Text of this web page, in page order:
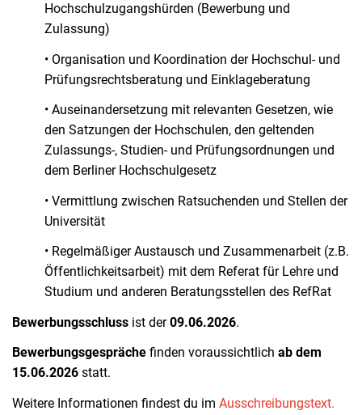
Hochschulzugangshürden (Bewerbung und
Zulassung)
• Organisation und Koordination der Hochschul- und
Prüfungsrechtsberatung und Einklageberatung
• Auseinandersetzung mit relevanten Gesetzen, wie
den Satzungen der Hochschulen, den geltenden
Zulassungs-, Studien- und Prüfungsordnungen und
dem Berliner Hochschulgesetz
• Vermittlung zwischen Ratsuchenden und Stellen der
Universität
• Regelmäßiger Austausch und Zusammenarbeit (z.B.
Öffentlichkeitsarbeit) mit dem Referat für Lehre und
Studium und anderen Beratungsstellen des RefRat
Bewerbungsschluss ist der09.06.2026.
Bewerbungsgespräche finden voraussichtlich ab dem
15.06.2026 statt.
Weitere Informationen findest du im Ausschreibungstext.